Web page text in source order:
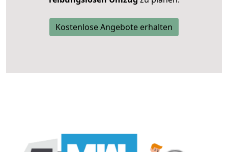
Kostenlose Angebote erhalten